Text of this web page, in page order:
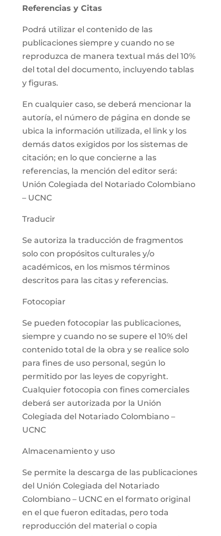
Referencias y Citas
Podrá utilizar el contenido de las
publicaciones siempre y cuando no se
reproduzca de manera textual más del 10%
del total del documento, incluyendo tablas
y figuras.
En cualquier caso, se deberá mencionar la
autoría, el número de página en donde se
ubica la información utilizada, el link y los
demás datos exigidos por los sistemas de
citación; en lo que concierne a las
referencias, la mención del editor será:
Unión Colegiada del Notariado Colombiano
– UCNC
Traducir
Se autoriza la traducción de fragmentos
solo con propósitos culturales y/o
académicos, en los mismos términos
descritos para las citas y referencias.
Fotocopiar
Se pueden fotocopiar las publicaciones,
siempre y cuando no se supere el 10% del
contenido total de la obra y se realice solo
para fines de uso personal, según lo
permitido por las leyes de copyright.
Cualquier fotocopia con fines comerciales
deberá ser autorizada por la Unión
Colegiada del Notariado Colombiano –
UCNC
Almacenamiento y uso
Se permite la descarga de las publicaciones
del Unión Colegiada del Notariado
Colombiano – UCNC en el formato original
en el que fueron editadas, pero toda
reproducción del material o copia